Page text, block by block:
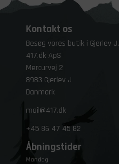
Kontakt os
Besøg vores butik i Gjerlev J.
417.dk ApS
Mercurvej 2
8983 Gjerlev J
Danmark
mail@417.dk
+45 86 47 45 82
Åbningstider
Mandag